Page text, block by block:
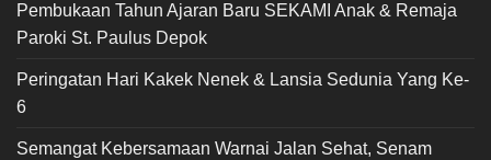
Pembukaan Tahun Ajaran Baru SEKAMI Anak & Remaja
Paroki St. Paulus Depok
Peringatan Hari Kakek Nenek & Lansia Sedunia Yang Ke-
6
Semangat Kebersamaan Warnai Jalan Sehat, Senam